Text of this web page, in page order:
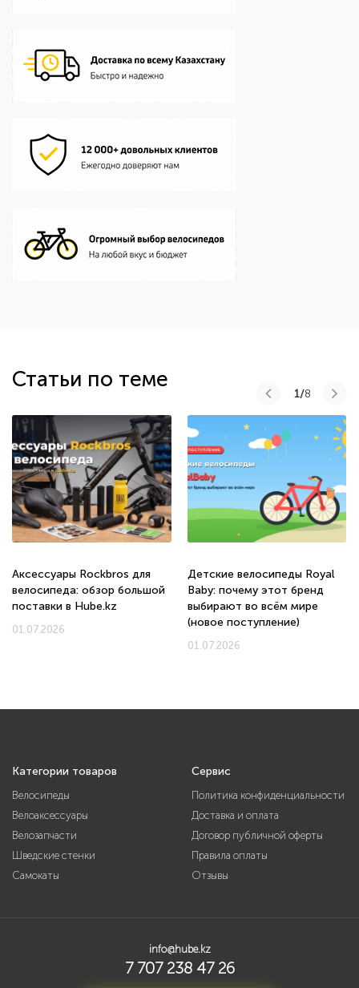
Статьи по теме
Аксессуары Rockbros для
велосипеда: обзор большой
поставки в Hube.kz
01.07.2026
Детские велосипеды Royal
Baby: почему этот бренд
выбирают во всём мире
(новое поступление)
01.07.2026
1/8
Категории товаров
Велосипеды
Велоаксессуары
Велозапчасти
Шведские стенки
Самокаты
Сервис
Политика конфиденциальности
Доставка и оплата
Договор публичной оферты
Правила оплаты
Отзывы
info@hube.kz
7 707 238 47 26